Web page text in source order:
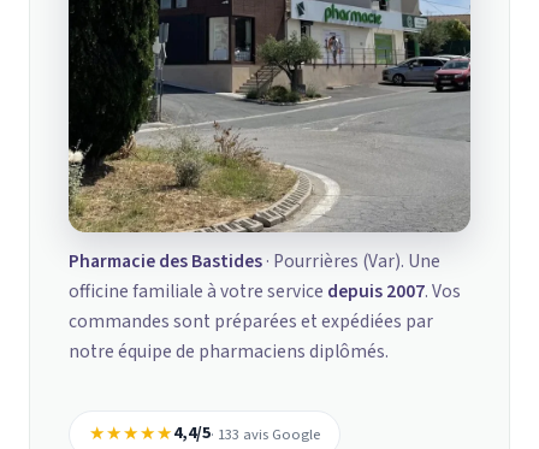
Pharmacie des Bastides· Pourrières (Var). Une
officine familiale à votre service depuis 2007. Vos
commandes sont préparées et expédiées par
notre équipe de pharmaciens diplômés.
★★★★★4,4/5· 133 avis Google